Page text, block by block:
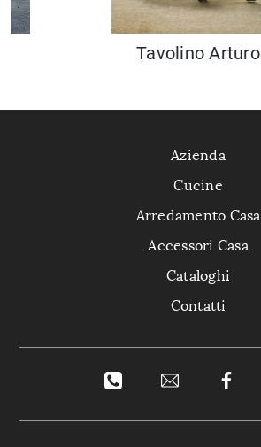
Tavolino Arturo
Azienda
Cucine
Arredamento Casa
Accessori Casa
Cataloghi
Contatti